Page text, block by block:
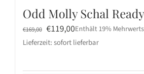
Odd Molly Schal
€169,00 Ursprünglicher
Preis
€169,00
€119,00Aktueller
Preis
€119,00.
Enthält 19%
Lieferzeit: sofort lieferbar